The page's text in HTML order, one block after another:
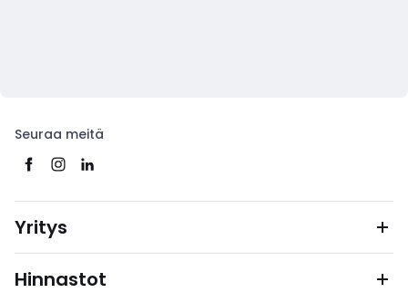
Seuraa meitä
Yritys
Hinnastot